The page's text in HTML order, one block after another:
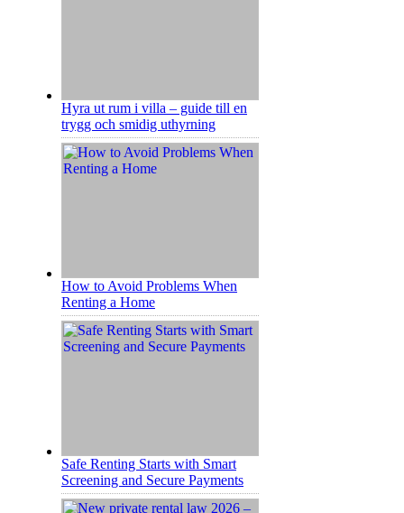
Hyra ut rum i villa – guide till en
trygg och smidig uthyrning
How to Avoid Problems When
Renting a Home
Safe Renting Starts with Smart
Screening and Secure Payments